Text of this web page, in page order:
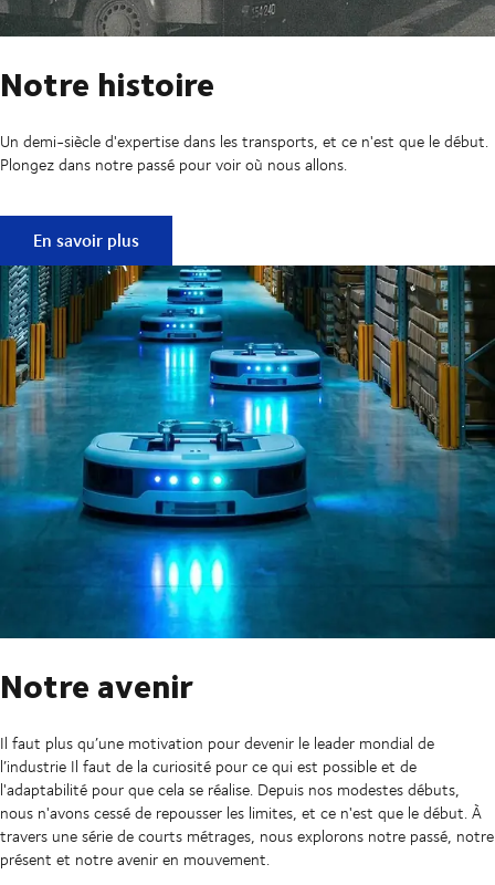
Notre histoire
Un demi-siècle d'expertise dans les transports, et ce n'est que le début.
Plongez dans notre passé pour voir où nous allons.
Notre histoire
En savoir plus
Notre avenir
Il faut plus qu’une motivation pour devenir le leader mondial de
l’industrie Il faut de la curiosité pour ce qui est possible et de
l'adaptabilité pour que cela se réalise. Depuis nos modestes débuts,
nous n'avons cessé de repousser les limites, et ce n'est que le début. À
travers une série de courts métrages, nous explorons notre passé, notre
présent et notre avenir en mouvement.